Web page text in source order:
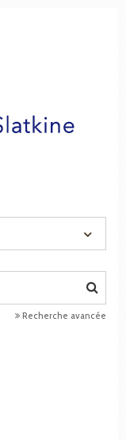
Recherche avancée